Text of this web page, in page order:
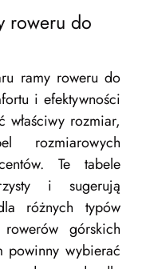
roweru do
ramy roweru do
i efektywności
rozmiar,
rozmiarowych
Te tabele
i sugerują
różnych typów
górskich
powinny wybierać